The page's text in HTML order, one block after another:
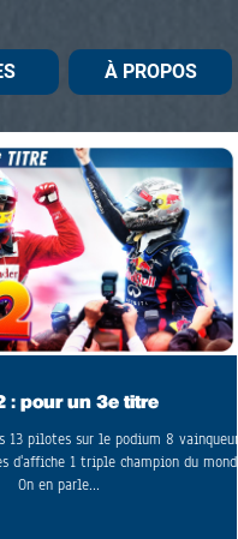
À PROPOS
: pour un 3e titre
13 pilotes sur le podium 8 vainqueurs
d'affiche 1 triple champion du monde
On en parle...